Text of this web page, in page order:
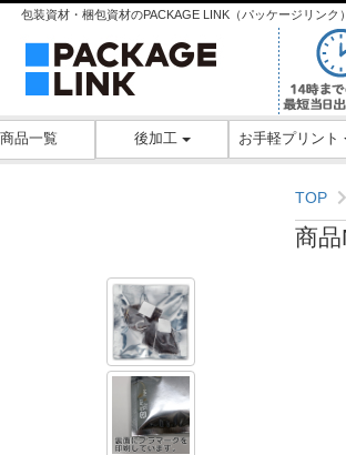
包装資材・梱包資材のPACKAGE LINK（パッケージリン
商品一覧 後加工 お手軽プリント
TOP
商